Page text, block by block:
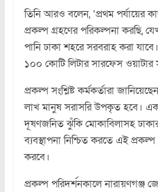
তিনি আরও বলেন, ‘প্রথম
প্রকল্প গ্রহণের পরিকল্পনা করছি,
পানি ঢাকা শহরে সরবরাহ করা
১০০ কোটি লিটার সারফেস ওয়াটার
প্রকল্প সংশ্লিষ্ট কর্মকর্তারা
লাখ মানুষ সরাসরি উপকৃত হবে।
দূষণজনিত ঝুঁকি মোকাবিলাসহ ঢাকার
ব্যবস্থাপনা নিশ্চিত করতে এই
করবে।
প্রকল্প পরিদর্শনকালে নারায়ণগঞ্জ